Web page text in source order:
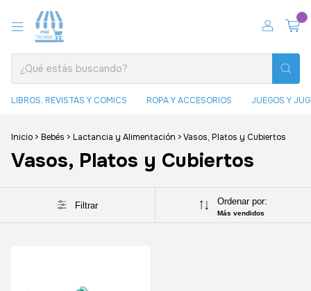
LIBROS, REVISTAS Y COMICS ROPA Y ACCESORIOS JUEGOS Y
Inicio > Bebés > Lactancia y Alimentación >Vasos, Platos y Cubiertos
Vasos, Platos y Cubiertos
Filtrar Ordenar por:
Más vendidos